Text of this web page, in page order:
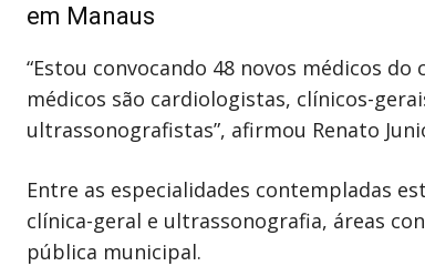
em Manaus
“Estou convocando 48 novos médicos
médicos são cardiologistas, clínicos-
ultrassonografistas”, afirmou Renato
Entre as especialidades contempladas
clínica-geral e ultrassonografia, áreas
pública municipal.